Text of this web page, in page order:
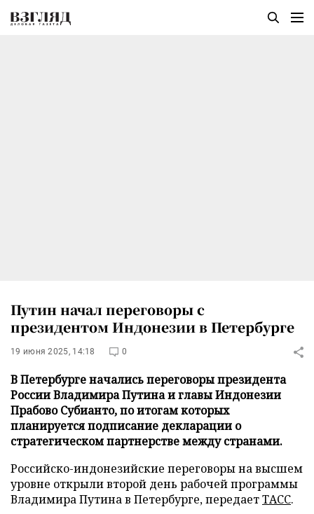
Путин начал переговоры с
президентом Индонезии в Петербурге
19 июня 2025, 14:18 0
В Петербурге начались переговоры президента
России Владимира Путина и главы Индонезии
Прабово Субианто, по итогам которых
планируется подписание декларации о
стратегическом партнерстве между странами.
Российско-индонезийские переговоры на высшем
уровне открыли второй день рабочей программы
Владимира Путина в Петербурге, передаетТАСС.